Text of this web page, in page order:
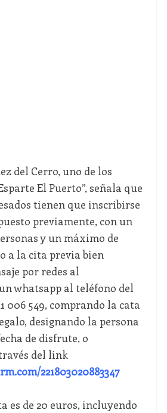
del Cerro, uno de los
El Puerto”, señala que
tienen que inscribirse
previamente, con un
y un máximo de
a la cita previa bien
por redes al
whatsapp al teléfono del
006 549, comprando la cata
designando la persona
de disfrute, o
del link
221803020883347
es de 20 euros, incluyendo